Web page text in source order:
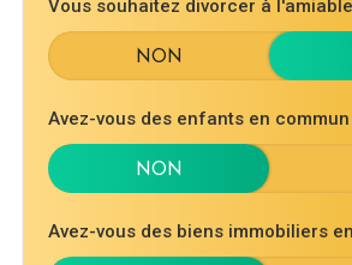
Vous souhaitez divorcer à
Avez-vous des enfants en commun
Avez-vous des biens immobiliers